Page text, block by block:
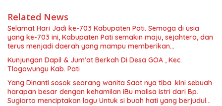
Related News
Selamat Hari Jadi ke-703 Kabupaten Pati. Semoga di usia
yang ke-703 ini, Kabupaten Pati semakin maju, sejahtera, dan
terus menjadi daerah yang mampu memberikan
kesejahteraan bagi seluruh masyarakatnya. Semoga sinergi
dan kolaborasi yang telah terjalin semakin kuat demi
mewujudkan pembangunan yang berkelanjutan. Dirgahayu
Kabupaten Pati ke-703. Salam sedulur Pati Selawase.
Facebook
Kunjungan Dapil & Jum’at Berkah Di Desa GOA , Kec.
Tlogowungu Kab. Pati
Yang Dinanti sosok seorang wanita Saat nya tiba .kini sebuah
harapan besar dengan kehamilan iBu malisa istri dari Bp.
Sugiarto menciptakan lagu Untuk si buah hati yang berjudul